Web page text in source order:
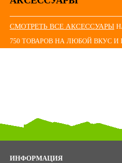
СМОТРЕТЬ ВСЕ АКСЕССУАРЫ
750 ТОВАРОВ НА ЛЮБОЙ ВКУС И
ИНФОРМАЦИЯ